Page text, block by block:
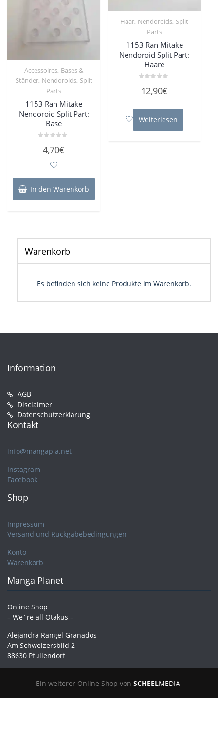
Accessoires, Bases &
Ständer, Nendoroids, Split
Parts
1153 Ran Mitake
Nendoroid Split Part:
Base
mit4,70€
In den Warenkorb
Haar, Nendoroids, Split
Parts
1153 Ran Mitake
Nendoroid Split Part:
Haare
mit
5
12,90€
Weiterlesen
Warenkorb
Es befinden sich keine Produkte im Warenkorb.
Information
AGB
Disclaimer
Datenschutzerklärung
Kontakt
info@mangapla.net
Instagram
Facebook
Shop
Impressum
Versand und Rückgabebedingungen
Konto
Warenkorb
Manga Planet
Online Shop
– We´re all Otakus –
Alejandra Rangel Granados
Am Schweizersbild 2
88630 Pfullendorf
Ein weiterer Online Shop von SCHEELMEDIA